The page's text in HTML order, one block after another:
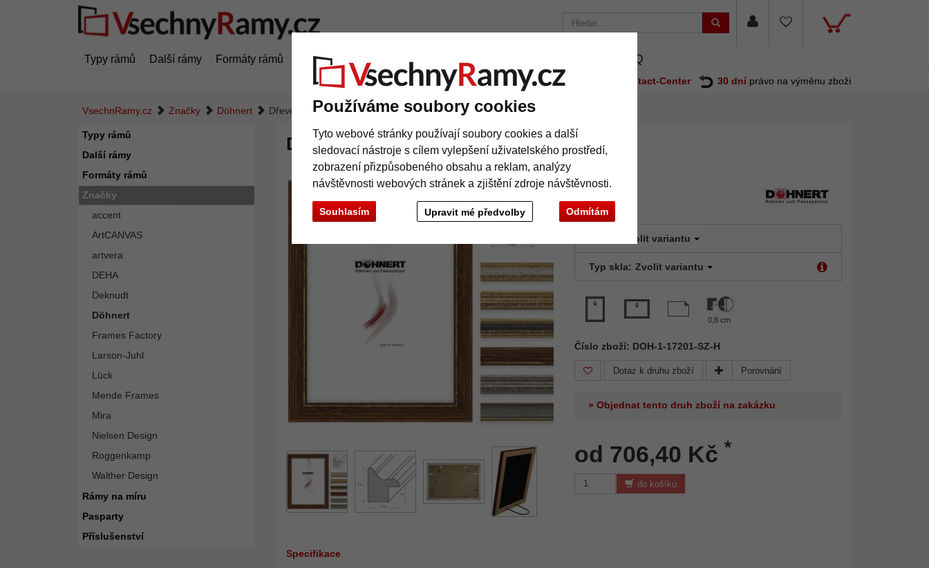
Používáme soubory cookies
Tyto webové stránky používají soubory cookies a další
sledovací nástroje s cílem vylepšení uživatelského prostředí,
zobrazení přizpůsobeného obsahu a reklam, analýzy
návštěvnosti webových stránek a zjištění zdroje návštěvnosti.
Souhlasím Odmítám
Upravit mé předvolby
Typy rámů Další rámy Formáty rámů Značky Rámy na míru FAQ
Přepravní náklady 390 Kč +49 30 235 949 085 Contact-Center 30 dní právo na výměnu zboží
VsechnRamy.cz Značky Döhnert Dřevěný rám Chalfont na míru
Typy rámů
Další rámy
Formáty rámů
Značky
accent
ArtCANVAS
artvera
DEHA
Deknudt
Döhnert
Frames Factory
Larson-Juhl
Lück
Mende Frames
Mira
Nielsen Design
Roggenkamp
Walther Design
Rámy na míru
Pasparty
Příslušenství
Dřevěný rám Chalfont na míru
Zvolit variantu
Typ skla: Zvolit variantu
0,8 cm
Číslo zboží: DOH-1-17201-SZ-H
Dotaz k druhu zboží Porovnání
» Objednat tento druh zboží na zakázku
od 706,40 Kč *
do košíku
Specifikace